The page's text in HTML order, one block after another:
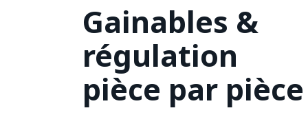
Gainables &
régulation
pièce par pièce